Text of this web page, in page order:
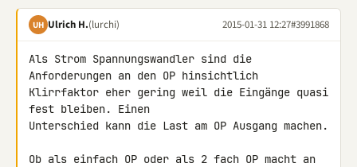
UH Ulrich H.(lurchi) 2015-01-31 12:27#3991868
Als Strom Spannungswandler sind die
Anforderungen an den OP hinsichtlich
Klirrfaktor eher gering weil die Eingänge quasi
fest bleiben. Einen
Unterschied kann die Last am OP Ausgang machen.
Ob als einfach OP oder als 2 fach OP macht an